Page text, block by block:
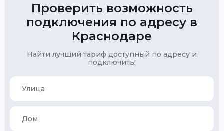
Проверить возможность
подключения по адресу в
Краснодаре
Найти лучший тариф доступный по адресу и
подключить!